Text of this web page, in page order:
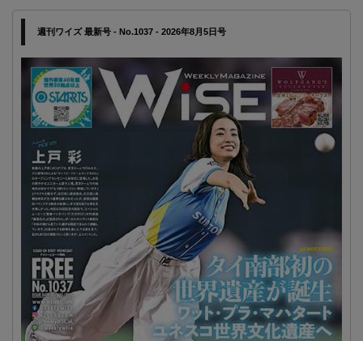
週刊ワイズ 最新号 - No.1037 - 2026年8月5日号